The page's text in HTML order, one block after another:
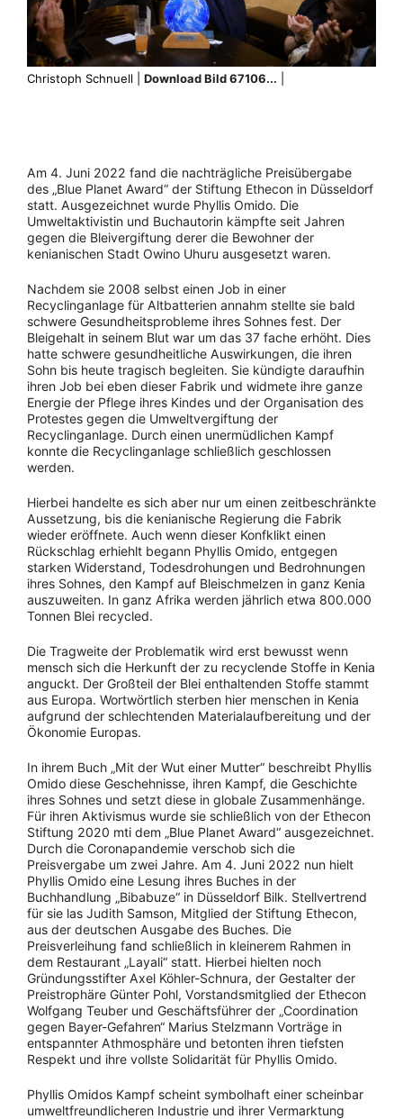
Christoph Schnuell | Download Bild 67106...
Am 4. Juni 2022 fand die nachträgliche Preisübergabe
des „Blue Planet Award“ der Stiftung Ethecon in Düsseldorf
statt. Ausgezeichnet wurde Phyllis Omido. Die
Umweltaktivistin und Buchautorin kämpfte seit Jahren
gegen die Bleivergiftung derer die Bewohner der
kenianischen Stadt Owino Uhuru ausgesetzt waren.
Nachdem sie 2008 selbst einen Job in einer
Recyclinganlage für Altbatterien annahm stellte sie bald
schwere Gesundheitsprobleme ihres Sohnes fest. Der
Bleigehalt in seinem Blut war um das 37 fache erhöht. Dies
hatte schwere gesundheitliche Auswirkungen, die ihren
Sohn bis heute tragisch begleiten. Sie kündigte daraufhin
ihren Job bei eben dieser Fabrik und widmete ihre ganze
Energie der Pflege ihres Kindes und der Organisation des
Protestes gegen die Umweltvergiftung der
Recyclinganlage. Durch einen unermüdlichen Kampf
konnte die Recyclinganlage schließlich geschlossen
werden.
Hierbei handelte es sich aber nur um einen zeitbeschränkte
Aussetzung, bis die kenianische Regierung die Fabrik
wieder eröffnete. Auch wenn dieser Konfklikt einen
Rückschlag erhiehlt begann Phyllis Omido, entgegen
starken Widerstand, Todesdrohungen und Bedrohnungen
ihres Sohnes, den Kampf auf Bleischmelzen in ganz Kenia
auszuweiten. In ganz Afrika werden jährlich etwa 800.000
Tonnen Blei recycled.
Die Tragweite der Problematik wird erst bewusst wenn
mensch sich die Herkunft der zu recyclende Stoffe in Kenia
anguckt. Der Großteil der Blei enthaltenden Stoffe stammt
aus Europa. Wortwörtlich sterben hier menschen in Kenia
aufgrund der schlechtenden Materialaufbereitung und der
Ökonomie Europas.
In ihrem Buch „Mit der Wut einer Mutter“ beschreibt Phyllis
Omido diese Geschehnisse, ihren Kampf, die Geschichte
ihres Sohnes und setzt diese in globale Zusammenhänge.
Für ihren Aktivismus wurde sie schließlich von der Ethecon
Stiftung 2020 mti dem „Blue Planet Award“ ausgezeichnet.
Durch die Coronapandemie verschob sich die
Preisvergabe um zwei Jahre. Am 4. Juni 2022 nun hielt
Phyllis Omido eine Lesung ihres Buches in der
Buchhandlung „Bibabuze“ in Düsseldorf Bilk. Stellvertrend
für sie las Judith Samson, Mitglied der Stiftung Ethecon,
aus der deutschen Ausgabe des Buches. Die
Preisverleihung fand schließlich in kleinerem Rahmen in
dem Restaurant „Layali“ statt. Hierbei hielten noch
Gründungsstifter Axel Köhler-Schnura, der Gestalter der
Preistrophäre Günter Pohl, Vorstandsmitglied der Ethecon
Wolfgang Teuber und Geschäftsführer der „Coordination
gegen Bayer-Gefahren“ Marius Stelzmann Vorträge in
entspannter Athmosphäre und betonten ihren tiefsten
Respekt und ihre vollste Solidarität für Phyllis Omido.
Phyllis Omidos Kampf scheint symbolhaft einer scheinbar
umweltfreundlicheren Industrie und ihrer Vermarktung